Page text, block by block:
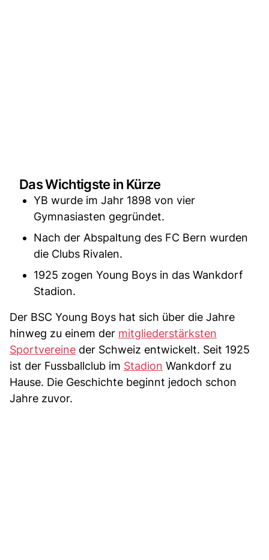
Das Wichtigste in Kürze
YB wurde im Jahr 1898 von vier
Gymnasiasten gegründet.
Nach der Abspaltung des FC Bern wurden
die Clubs Rivalen.
1925 zogen Young Boys in das Wankdorf
Stadion.
Der BSC Young Boys hat sich über die Jahre
hinweg zu einem der mitgliederstärksten
Sportvereine der Schweiz entwickelt. Seit 1925
ist der Fussballclub im Stadion Wankdorf zu
Hause. Die Geschichte beginnt jedoch schon
Jahre zuvor.